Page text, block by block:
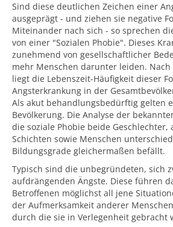
Sind diese deutlichen Zeichen einer
ausgeprägt - und ziehen sie negative
Miteinander nach sich - so sprechen
von einer "Sozialen Phobie". Dieses
zunehmend von gesellschaftlicher
mehr Menschen darunter leiden.
liegt die Lebenszeit-Häufigkeit dieser
Angsterkrankung in der
Als akut behandlungsbedürftig gelten
Bevölkerung. Die Analyse der
die soziale Phobie beide Geschlechter,
Schichten sowie Menschen
Bildungsgrade gleichermaßen befällt.
Typisch sind die unbegründeten, sich
aufdrängenden Ängste. Diese führen
Betroffenen möglichst all jene
der Aufmerksamkeit anderer
durch die sie in Verlegenheit gebracht